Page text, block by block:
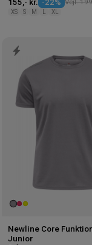
155,- kr. -22%
XS S M XL
Newline Core
Junior